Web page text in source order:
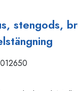
stengods,